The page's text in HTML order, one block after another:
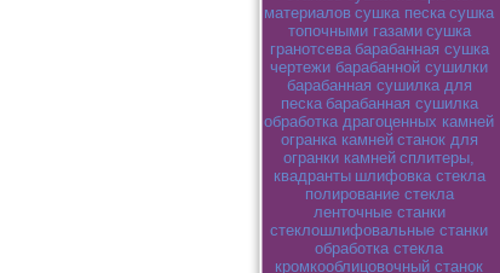
материалов сушка песка сушка
топочными газами сушка
гранотсева барабанная сушка
чертежи барабанной сушилки
барабанная сушилка для
песка барабанная сушилка
обработка драгоценных камней
огранка камней станок для
огранки камней сплитеры,
квадранты шлифовка стекла
полирование стекла
ленточные станки
стеклошлифовальные станки
обработка стекла
кромкооблицовочный станок